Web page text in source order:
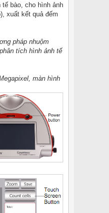
bào, cho hình ảnh
xuất kết quả đếm
pháp nhuộm
tích hình ảnh tế
màn hình